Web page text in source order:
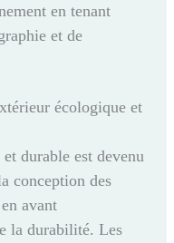
en tenant
et de
écologique et
durable est devenu
conception des
avant
la durabilité. Les